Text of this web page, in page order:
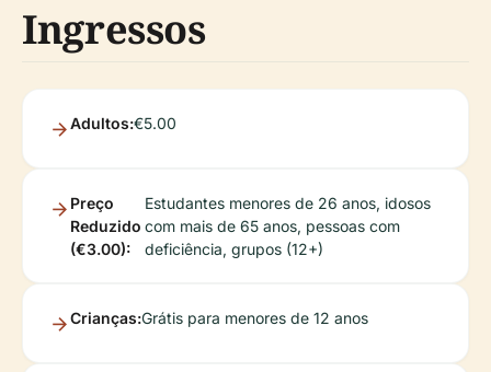
Ingressos
Adultos:€5.00
Preço
Reduzido
(€3.00):
Estudantes menores de 26 anos, idosos
com mais de 65 anos, pessoas com
deficiência, grupos (12+)
Crianças:Grátis para menores de 12 anos